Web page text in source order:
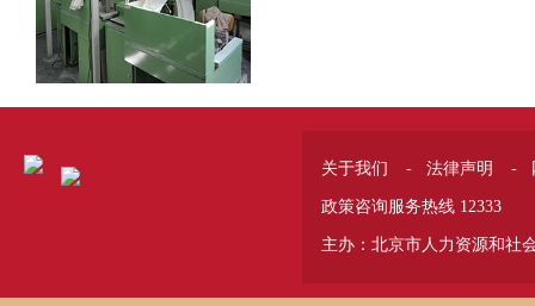
关于我们 - 法律声明 -
政策咨询服务热线 12333
主办：北京市人力资源和社